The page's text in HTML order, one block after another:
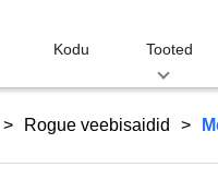
Kodu Tooted
Rogue veebisaidid